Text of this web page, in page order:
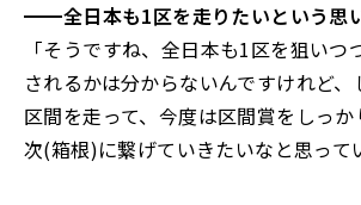
━━全日本も1区を走りたいという思
「そうですね、全日本も1区を狙いつ
されるかは分からないんですけれど
区間を走って、今度は区間賞をしっか
次(箱根)に繋げていきたいなと思って